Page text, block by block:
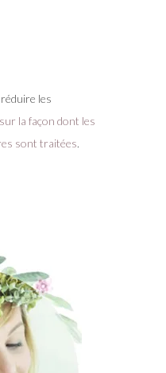
les
la façon dont les
sont traitées.